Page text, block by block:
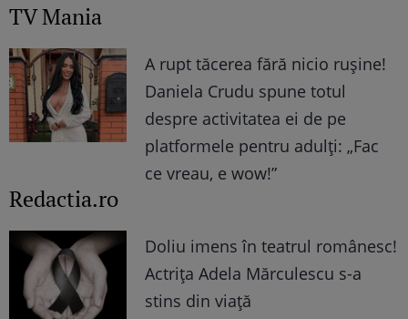
TV Mania
A rupt tăcerea fără nicio rușine!
Daniela Crudu spune totul
despre activitatea ei de pe
platformele pentru adulți: „Fac
ce vreau, e wow!”
Redactia.ro
Doliu imens în teatrul românesc!
Actrița Adela Mărculescu s-a
stins din viață